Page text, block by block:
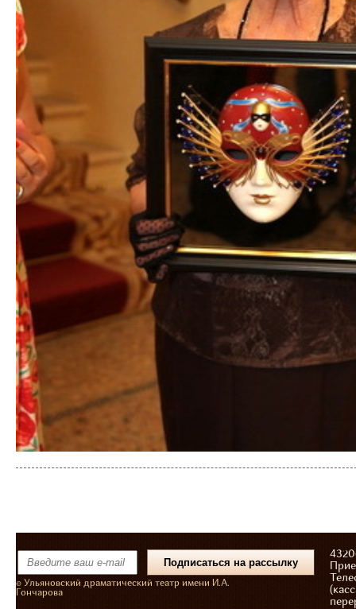
© Ульяновский драматический театр имени И.А.
Гончарова